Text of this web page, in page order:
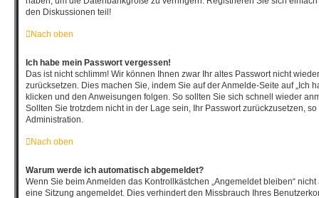
den Diskussionen teil!
Nach oben
Ich habe mein Passwort vergessen!
Das ist nicht schlimm! Wir können Ihnen zwar Ihr altes Passwort nicht
zurücksetzen. Dies machen Sie, indem Sie auf der Anmelde-Seite auf „Ich
klicken und den Anweisungen folgen. So sollten Sie sich schnell wieder
Sollten Sie trotzdem nicht in der Lage sein, Ihr Passwort zurückzusetzen,
Administration.
Nach oben
Warum werde ich automatisch abgemeldet?
Wenn Sie beim Anmelden das Kontrollkästchen „Angemeldet bleiben“
eine Sitzung angemeldet. Dies verhindert den Missbrauch Ihres